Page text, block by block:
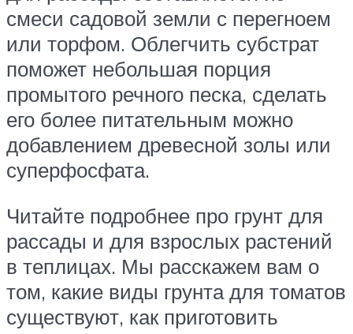
смеси садовой земли с перегноем
или торфом. Облегчить субстрат
поможет небольшая порция
промытого речного песка, сделать
его более питательным можно
добавлением древесной золы или
суперфосфата.
Читайте подробнее про грунт для
рассады и для взрослых растений
в теплицах. Мы расскажем вам о
том, какие виды грунта для томатов
существуют, как приготовить